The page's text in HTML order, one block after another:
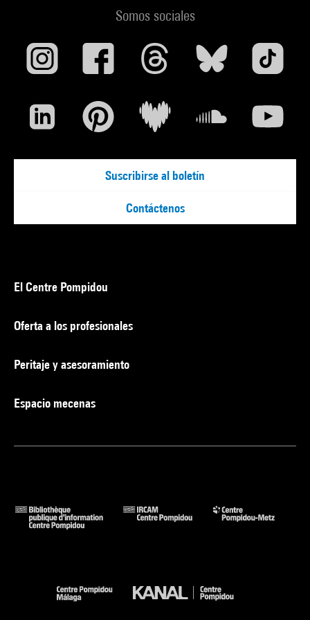
Episode 1 : Le châtiment va commencer / 81'
Berlin, 1928. Franz Biberkopf sort de prison, où il purgeait
une peine pour le meurtre de son amie Ida. Il rencontre Lina,
Episode 2 : Comment faut-il vivre quand on ne veut pas
La vie est rude à Berlin. Franz essaie plusieurs emplois. Il
Somos sociales
Suscribirse al boletín
Contáctenos
El Centre Pompidou
Oferta a los profesionales
Peritaje y asesoramiento
Espacio mecenas